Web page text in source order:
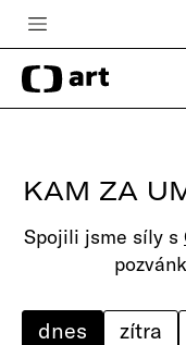
Česká televize
Zpravodajství
iVysílání
TV program
edu
KAM ZA
Spojili jsme síly s
dnes zítra